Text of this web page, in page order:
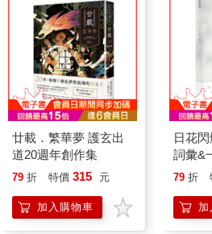
廿載．繁華夢 護玄出
道20週年創作集
79 折 特價 315 元
加入購物車
日花
詞彙&
79 折
加